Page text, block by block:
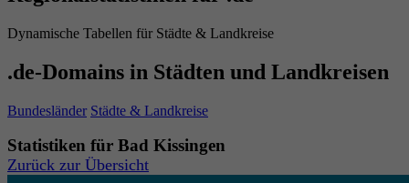
Dynamische Tabellen für Städte & Landkreise
.de-Domains in Städten und Landkreisen
Bundesländer Städte & Landkreise
Statistiken für Bad Kissingen
Zurück zur Übersicht